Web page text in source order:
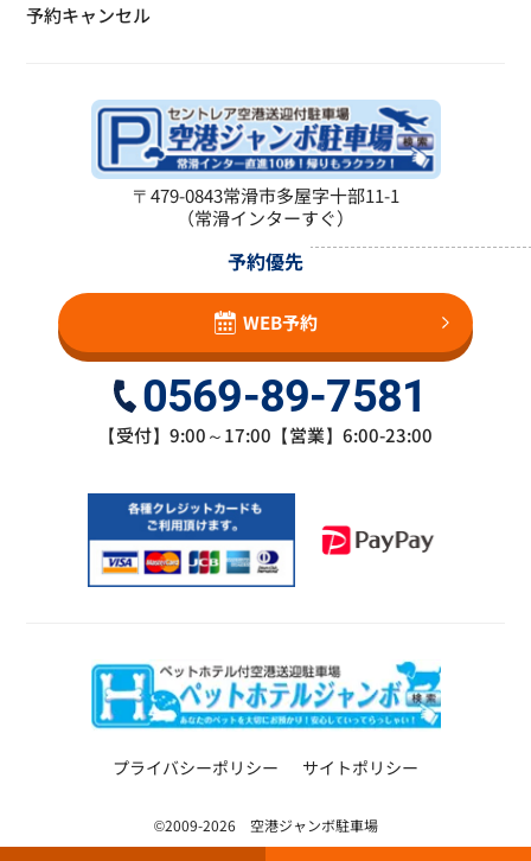
予約キャンセル
〒479-0843常滑市多屋字十部11-1
（常滑インターすぐ）
予約優先
WEB予約
0569-89-7581
【受付】9:00～17:00【営業】6:00-23:00
プライバシーポリシー サイトポリシー
©2009-2026 空港ジャンボ駐車場